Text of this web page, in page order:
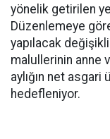
yönelik getirilen
Düzenlemeye
yapılacak
malullerinin anne
aylığın net asgari
hedefleniyor.